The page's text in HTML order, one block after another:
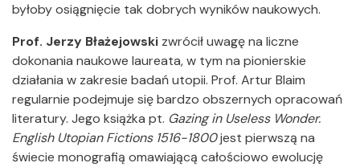
byłoby osiągnięcie tak dobrych wyników naukowych.
Prof. Jerzy Błażejowski zwrócił uwagę na liczne
dokonania naukowe laureata, w tym na pionierskie
działania w zakresie badań utopii. Prof. Artur Blaim
regularnie podejmuje się bardzo obszernych opracowań
literatury. Jego książka pt. Gazing in Useless Wonder.
English Utopian Fictions 1516-1800jest pierwszą na
świecie monografią omawiającą całościowo ewolucję